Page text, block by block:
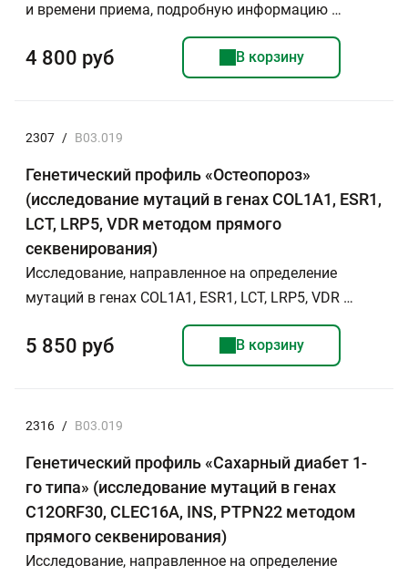
и времени приема, подробную информацию …
4 800 руб В корзину
2307 / B03.019
Генетический профиль «Остеопороз»
(исследование мутаций в генах COL1A1, ESR1,
LCT, LRP5, VDR методом прямого
секвенирования)
Исследование, направленное на определение
мутаций в генах COL1A1, ESR1, LCT, LRP5, VDR …
5 850 руб В корзину
2316 / B03.019
Генетический профиль «Сахарный диабет 1-
го типа» (исследование мутаций в генах
C12ORF30, CLEC16A, INS, PTPN22 методом
прямого секвенирования)
Исследование, направленное на определение